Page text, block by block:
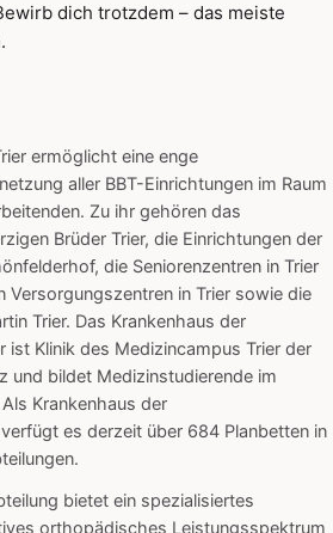
dich trotzdem – das meiste
ermöglicht eine enge
aller BBT-Einrichtungen im Raum
Zu ihr gehören das
Brüder Trier, die Einrichtungen der
die Seniorenzentren in Trier
Versorgungszentren in Trier sowie die
Trier. Das Krankenhaus der
ist Klinik des Medizincampus Trier der
und bildet Medizinstudierende im
Krankenhaus der
es derzeit über 684 Planbetten in
bietet ein spezialisiertes
orthopädisches Leistungsspektrum